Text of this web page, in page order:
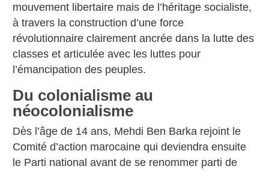
mouvement libertaire mais de l’héritage socialiste,
à travers la construction d’une force
révolutionnaire clairement ancrée dans la lutte des
classes et articulée avec les luttes pour
l’émancipation des peuples.
Du colonialisme au
néocolonialisme
Dès l’âge de 14 ans, Mehdi Ben Barka rejoint le
Comité d’action marocaine qui deviendra ensuite
le Parti national avant de se renommer parti de